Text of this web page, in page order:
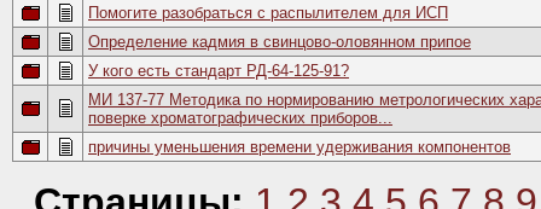
Помогите разобраться с распылителем для ИСП
Определение кадмия в свинцово-оловянном припое
У кого есть стандарт РД-64-125-91?
МИ 137-77 Методика по нормированию метрологических
поверке хроматографических приборов...
причины уменьшения времени удерживания компонентов